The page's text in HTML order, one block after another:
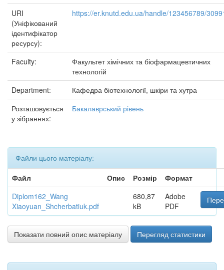
URI
(Уніфікований
ідентифікатор
ресурсу):
https://er.knutd.edu.ua/handle/123456789/
Faculty:
Факультет хімічних та біофармацевтичних
технологій
Department:
Кафедра біотехнології, шкіри та хутра
Розташовується
у зібраннях:
Бакалаврський рівень
Файли цього матеріалу:
Файл
Опис Розмір
Формат
Diplom162_Wang
Xiaoyuan_Shcherbatiuk.pdf
680,87
kB
Adobe
PDF
Показати повний опис матеріалу Перегляд статистики